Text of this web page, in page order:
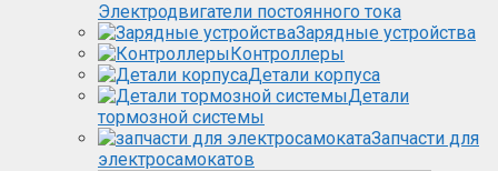
Электродвигатели постоянного тока
Зарядные устройства
Контроллеры
Детали корпуса
Детали
тормозной системы
Запчасти для
электросамокатов